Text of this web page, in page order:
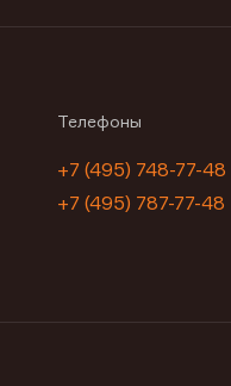
Телефоны
+7 (495) 748-77-48
+7 (495) 787-77-48